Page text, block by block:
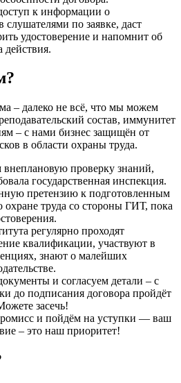
к информации о
по заявке, даст
удостоверение и напомнит об
действия.
– далеко не всё, что мы можем
состав, иммунитет
– с нами бизнес защищён от
в области охраны труда.
внеплановую проверку знаний,
государственная инспекция.
претензию к подготовленным
труда со стороны ГИТ, пока
регулярно проходят
квалификации, участвуют в
знают о малейших
и согласуем детали – с
до подписания договора пройдёт
засечь!
и пойдём на уступки — ваш
– это наш приоритет!